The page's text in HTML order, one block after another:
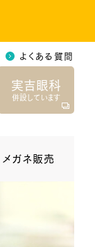
よくある質問
メガネ販売
実吉眼科
併設しています